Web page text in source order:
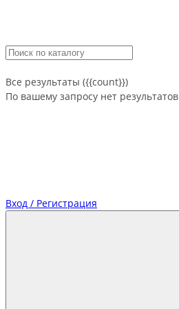
Все результаты ({{count}})
По вашему запросу нет результатов
Вход / Регистрация